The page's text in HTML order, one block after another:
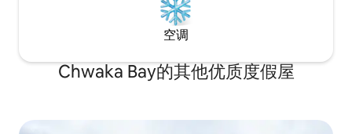
空调
Chwaka Bay的其他优质度假屋